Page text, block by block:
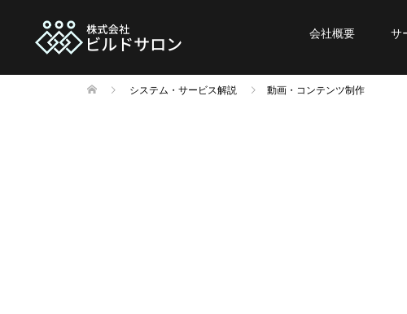
会社概要 サ
システム・サービス解説 動画・コンテンツ制作